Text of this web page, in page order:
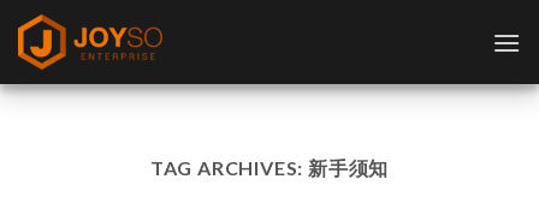
Skip
content
TAG ARCHIVES: 新手须知